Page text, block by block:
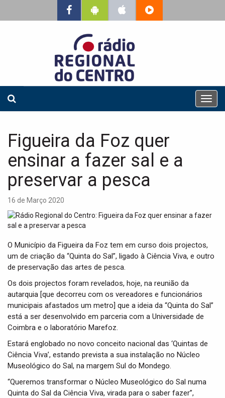
T
o
a
o
n
Figueira da Foz quer
ensinar a fazer sal e a
preservar a pesca
16 de Março 2020
O Município da Figueira da Foz tem em curso dois projectos,
um de criação da “Quinta do Sal”, ligado à Ciência Viva, e outro
de preservação das artes de pesca.
Os dois projectos foram revelados, hoje, na reunião da
autarquia [que decorreu com os vereadores e funcionários
municipais afastados um metro] que a ideia da “Quinta do Sal”
está a ser desenvolvido em parceria com a Universidade de
Coimbra e o laboratório Marefoz.
Estará englobado no novo conceito nacional das ‘Quintas de
Ciência Viva’, estando prevista a sua instalação no Núcleo
Museológico do Sal, na margem Sul do Mondego.
“Queremos transformar o Núcleo Museológico do Sal numa
Quinta do Sal da Ciência Viva, virada para o saber fazer”,